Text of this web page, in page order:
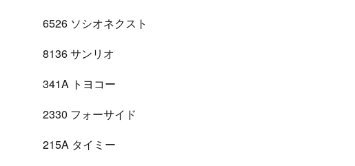
6526 ソシオネクスト
8136 サンリオ
341A トヨコー
2330 フォーサイド
215A タイミー